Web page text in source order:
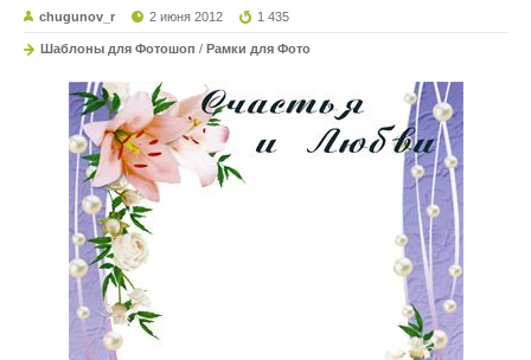
chugunov_r 2 июня 2012 1 435
Шаблоны для Фотошоп / Рамки для Фото